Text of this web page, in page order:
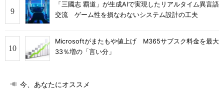
「三國志 覇道」が生成AIで実現したリアルタイム異言語
交流 ゲーム性を損なわないシステム設計の工夫
Microsoftがまたもや値上げ M365サブスク料金を最大
33％増の「言い分」
今、あなたにオススメ